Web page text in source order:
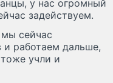
у нас огромный
задействуем.
сейчас
и работаем дальше,
учли и